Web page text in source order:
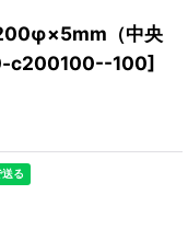
（中央
c200100--100]